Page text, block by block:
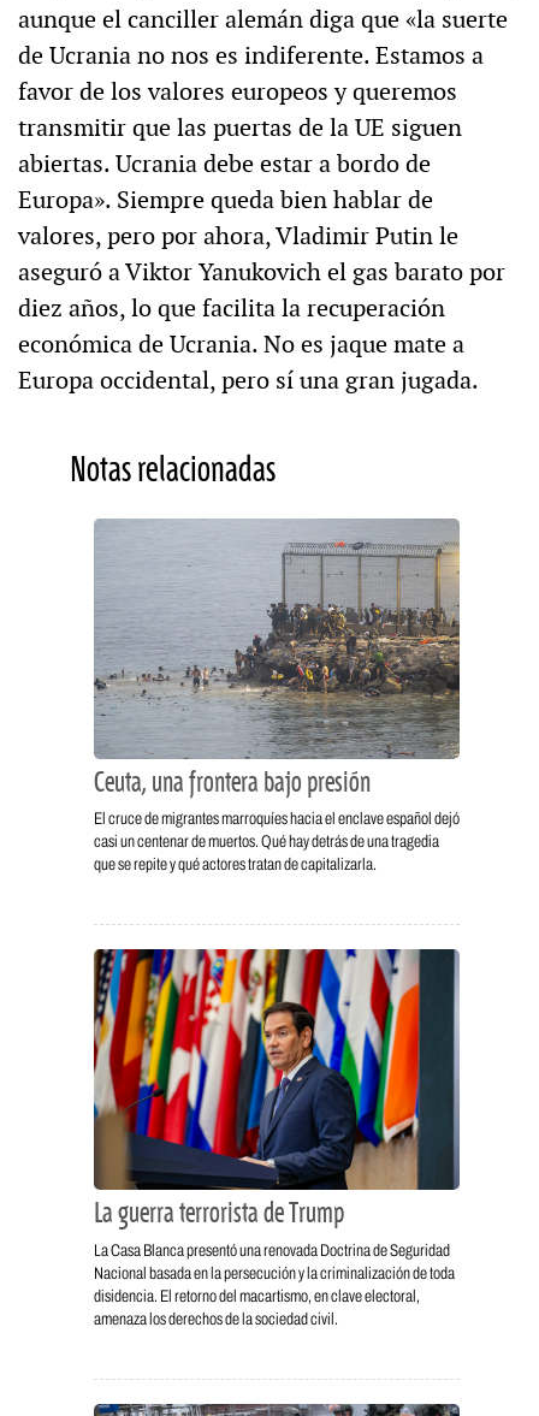
aunque el canciller alemán diga que «la suerte
de Ucrania no nos es indiferente. Estamos a
favor de los valores europeos y queremos
transmitir que las puertas de la UE siguen
abiertas. Ucrania debe estar a bordo de
Europa». Siempre queda bien hablar de
valores, pero por ahora, Vladimir Putin le
aseguró a Viktor Yanukovich el gas barato por
diez años, lo que facilita la recuperación
económica de Ucrania. No es jaque mate a
Europa occidental, pero sí una gran jugada.
Notas relacionadas
Ceuta, una frontera bajo presión
El cruce de migrantes marroquíes hacia el enclave español dejó
casi un centenar de muertos. Qué hay detrás de una tragedia
que se repite y qué actores tratan de capitalizarla.
La guerra terrorista de Trump
La Casa Blanca presentó una renovada Doctrina de Seguridad
Nacional basada en la persecución y la criminalización de toda
disidencia. El retorno del macartismo, en clave electoral,
amenaza los derechos de la sociedad civil.